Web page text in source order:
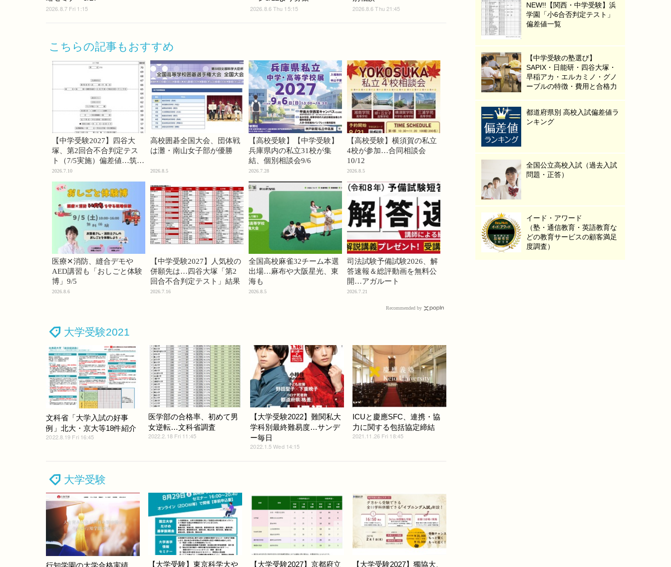
2026.8.7 Fri 1:15 2026.8.6 Thu 15:15 2026.8.6 Thu 21:45
こちらの記事もおすすめ
【中学受験2027】四谷大
塚、第2回合不合判定テス
ト（7/5実施）偏差値…筑駒
74・桜蔭70＜PR＞
2026.7.10
高校囲碁全国大会、団体戦
は灘・南山女子部が優勝
2026.8.5
【高校受験】【中学受験】
兵庫県内の私立31校が集
結、個別相談会9/6
2026.7.28
【高校受験】横須賀の私立
4校が参加…合同相談会
10/12
2026.8.5
医療✕消防、縫合デモや
AED講習も「おしごと体験
博」9/5
2026.8.6
【中学受験2027】人気校の
併願先は…四谷大塚「第2
回合不合判定テスト」結果
2026.7.16
全国高校麻雀32チーム本選
出場…麻布や大阪星光、東
海も
2026.8.5
司法試験予備試験2026、解
答速報＆総評動画を無料公
開…アガルート
2026.7.21
Recommended by
大学受験2021
文科省「大学入試の好事
例」北大・京大等18件紹介
2022.8.19 Fri 16:45
医学部の合格率、初めて男
女逆転…文科省調査
2022.2.18 Fri 11:45
【大学受験2022】難関私大
学科別最終難易度…サンデ
ー毎日
2022.1.5 Wed 14:15
ICUと慶應SFC、連携・協
力に関する包括協定締結
2021.11.26 Fri 18:45
大学受験
行知学園の大学合格実績 【大学受験】東京科学大や 【大学受験2027】京都府立 【大学受験2027】獨協大、
NEW!!【関西・中学受験】浜
学園「小6合否判定テスト」
偏差値一覧
【中学受験の塾選び】
SAPIX・日能研・四谷大塚・
早稲アカ・エルカミノ・グノ
ーブルの特徴・費用と合格力
都道府県別 高校入試偏差値ラ
ンキング
全国公立高校入試（過去入試
問題・正答）
イード・アワード
（塾・通信教育・英語教育な
どの教育サービスの顧客満足
度調査）